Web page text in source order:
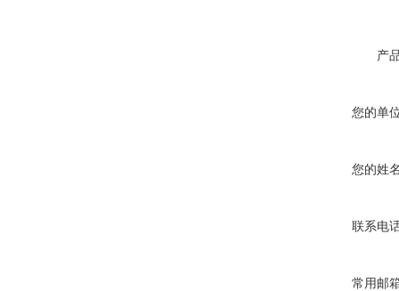
产
您的单
您的姓
联系电
常用邮